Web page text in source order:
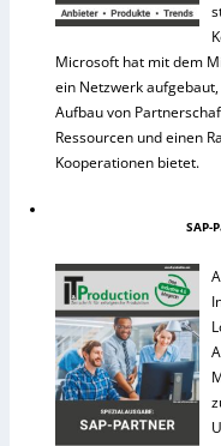
Microsoft hat mit dem
ein Netzwerk
Aufbau von
Ressourcen und einen
Kooperationen bietet.
SAP-